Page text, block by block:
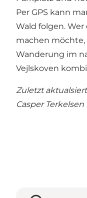
Per GPS kann
Wald folgen.
machen
Wanderung im
Vejlskoven
Zuletzt
Casper Terkelsen